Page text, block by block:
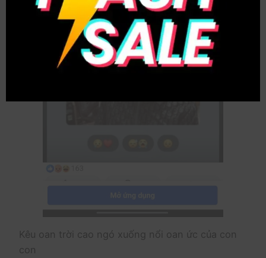
Kêu oan trời cao ngó xuống nổi oan ức của con
con